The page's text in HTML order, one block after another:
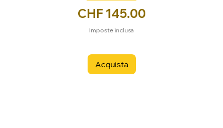
Prezzo
CHF 145.00
Imposte inclusa
Acquista